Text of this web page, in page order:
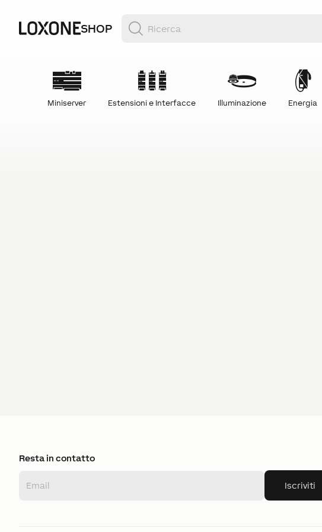
SHOP
Miniserver Estensioni e Interfacce Illuminazione Energia
Resta in contatto
Iscriviti